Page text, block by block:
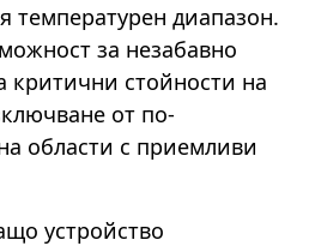
температурен диапазон.
за незабавно
критични стойности на
от по-
области с приемливи
устройство